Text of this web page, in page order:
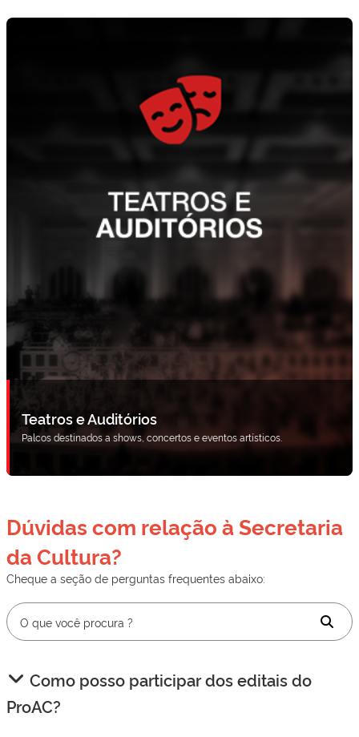
Teatros e Auditórios
Palcos destinados a shows, concertos e eventos artísticos.
Dúvidas com relação à Secretaria
da Cultura?
Cheque a seção de perguntas frequentes abaixo:
Como posso participar dos editais do
ProAC?